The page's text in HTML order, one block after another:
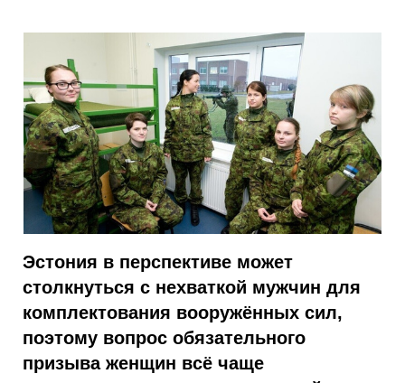
Эстония в перспективе может
столкнуться с нехваткой мужчин для
комплектования вооружённых сил,
поэтому вопрос обязательного
призыва женщин всё чаще